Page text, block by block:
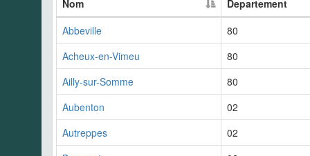
Nom
Departement
Abbeville
80
Acheux-en-Vimeu
80
Ailly-sur-Somme
80
Aubenton
02
Autreppes
02